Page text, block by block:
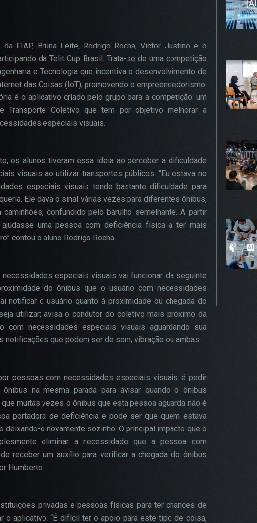
FIAP, Bruna Leite, Rodrigo Rocha, Victor Justino e o
da Telit Cup Brasil. Trata-se de uma competição
e Tecnologia que incentiva o desenvolvimento de
das Coisas (IoT), promovendo o empreendedorismo.
é o aplicativo criado pelo grupo para a competição: um
Transporte Coletivo que tem por objetivo melhorar a
especiais visuais.
os alunos tiveram essa ideia ao perceber a dificuldade
visuais ao utilizar transportes públicos. “Eu estava no
especiais visuais tendo bastante dificuldade para
Ele dava o sinal várias vezes para diferentes ônibus,
confundido pelo barulho semelhante. A partir
uma pessoa com deficiência física a ter mais
contou o aluno Rodrigo Rocha.
especiais visuais vai funcionar da seguinte
do ônibus que o usuário com necessidades
notificar o usuário quanto à proximidade ou chegada do
utilizar; avisa o condutor do coletivo mais próximo da
com necessidades especiais visuais aguardando sua
notificações que podem ser de som, vibração ou ambas.
pessoas com necessidades especiais visuais é pedir
na mesma parada para avisar quando o ônibus
muitas vezes o ônibus que esta pessoa aguarda não é
portadora de deficiência e pode ser que quem estava
deixando-o novamente sozinho. O principal impacto que o
eliminar a necessidade que a pessoa com
receber um auxílio para verificar a chegada do ônibus
Humberto.
privadas e pessoas físicas para ter chances de
o aplicativo. “É difícil ter o apoio para este tipo de coisa,
seu navegador para bloquear esses cookies, algumas partes
DE PUBLICIDADE Habilitado
cookies são estabelecidos por nossos parceiros de publicidade e
ser usados para compor um perfil sobre seus interesses e, a
disso, mostrar anúncios relevantes para você em outros sites. As
armazenadas são baseadas na identificação exclusiva do
pessoais. Ao configurar seu navegador para bloquear
cookies, você terá menos publicidade direcionada.
PROSSEGUIR